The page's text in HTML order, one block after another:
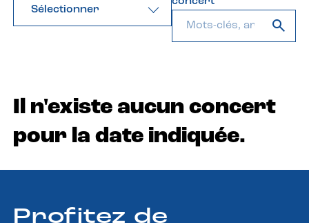
Sélectionner
Il n'existe aucun concert
pour la date indiquée.
Profitez de